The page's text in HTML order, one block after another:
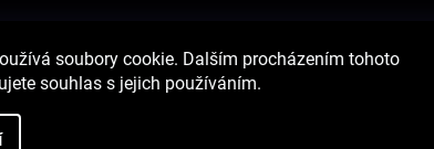
soubory cookie. Dalším procházením tohoto
souhlas s jejich používáním.
Heureka.cz Podmínky ochrany osobních údajů